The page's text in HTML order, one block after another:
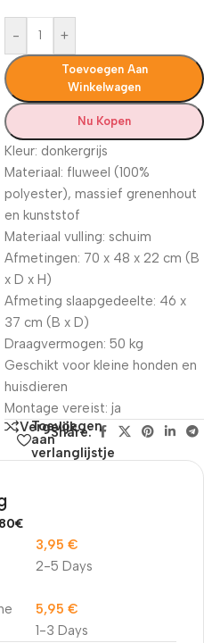
- +
Toevoegen Aan
Winkelwagen
Nu Kopen
Kleur: donkergrijs
Materiaal: fluweel (100%
polyester), massief grenenhout
en kunststof
Materiaal vulling: schuim
Afmetingen: 70 x 48 x 22 cm (B
x D x H)
Afmeting slaapgedeelte: 46 x
37 cm (B x D)
Draagvermogen: 50 kg
Geschikt voor kleine honden en
huisdieren
Montage vereist: ja
Vergelijk
Toevoegen
aan
verlanglijstje
Share:
2-5 Days
3,95 €
1-3 Days
5,95 €